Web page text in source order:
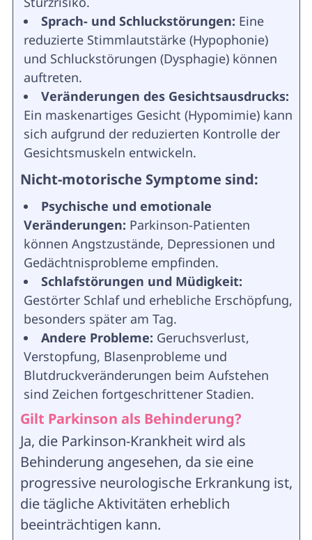
Sprach- und Schluckstörungen: Eine
reduzierte Stimmlautstärke (Hypophonie)
und Schluckstörungen (Dysphagie) können
auftreten.
Veränderungen des Gesichtsausdrucks:
Ein maskenartiges Gesicht (Hypomimie) kann
sich aufgrund der reduzierten Kontrolle der
Gesichtsmuskeln entwickeln.
Nicht-motorische Symptome sind:
Psychische und emotionale
Veränderungen: Parkinson-Patienten
können Angstzustände, Depressionen und
Gedächtnisprobleme empfinden.
Schlafstörungen und Müdigkeit:
Gestörter Schlaf und erhebliche Erschöpfung,
besonders später am Tag.
Andere Probleme: Geruchsverlust,
Verstopfung, Blasenprobleme und
Blutdruckveränderungen beim Aufstehen
sind Zeichen fortgeschrittener Stadien.
Gilt Parkinson als Behinderung?
Ja, die Parkinson-Krankheit wird als
Behinderung angesehen, da sie eine
progressive neurologische Erkrankung ist,
die tägliche Aktivitäten erheblich
beeinträchtigen kann.